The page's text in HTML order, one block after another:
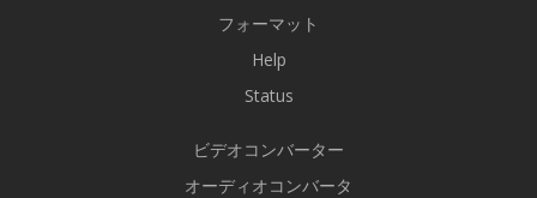
フォーマット
Help
Status
ビデオコンバーター
オーディオコンバータ